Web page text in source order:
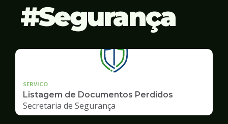
Segurança
SERVICO
Listagem de Documentos Perdidos
Secretaria de Segurança